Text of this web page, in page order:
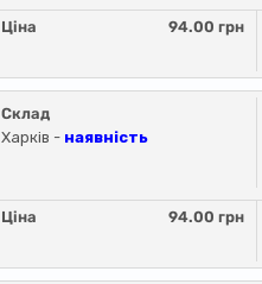
Ціна 94.00 грн
Склад
Харків - наявність
Ціна 94.00 грн